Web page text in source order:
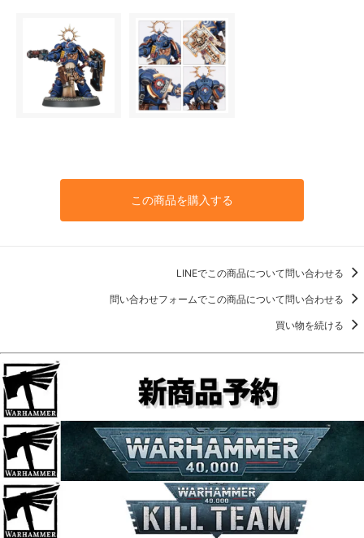
この商品を購入する
LINEでこの商品について問い合わせる
問い合わせフォームでこの商品について問い合わせる
買い物を続ける